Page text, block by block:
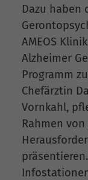
Dazu haben
AMEOS
Alzheimer
Programm
Chefärztin
Vornkahl,
Rahmen